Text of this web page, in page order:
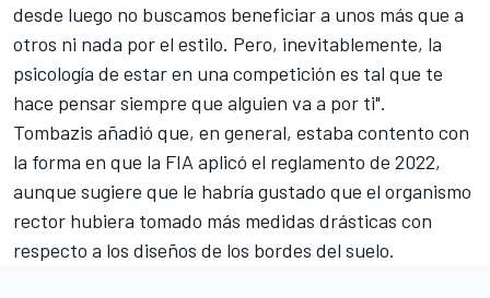
desde luego no buscamos beneficiar a unos más que a
otros ni nada por el estilo. Pero, inevitablemente, la
psicología de estar en una competición es tal que te
hace pensar siempre que alguien va a por ti".
Tombazis añadió que, en general, estaba contento con
la forma en que la FIA aplicó el reglamento de 2022,
aunque sugiere que le habría gustado que el organismo
rector hubiera tomado más medidas drásticas con
respecto a los diseños de los bordes del suelo.